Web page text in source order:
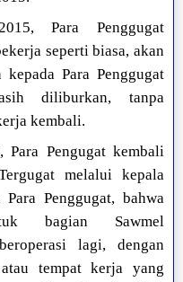
Para Penggugat
seperti biasa, akan
Para Penggugat
diliburkan, tanpa
kembali.
Para Pengugat kembali
melalui kepala
Penggugat, bahwa
bagian Sawmel
lagi, dengan
tempat kerja yang